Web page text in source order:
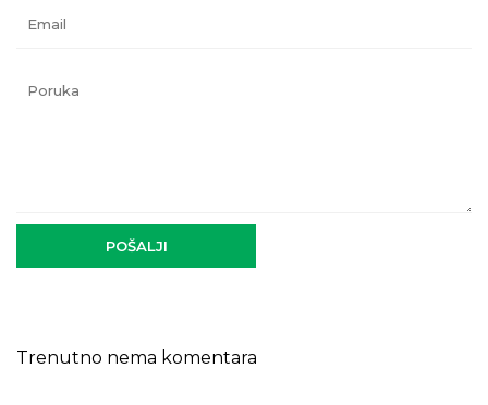
Email
Poruka
POŠALJI
Trenutno nema komentara